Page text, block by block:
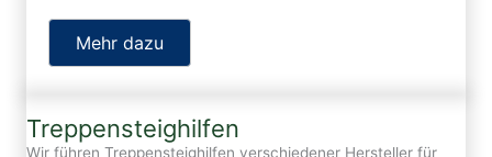
Mehr dazu
Treppensteighilfen
Wir führen Treppensteighilfen verschiedener Hersteller für